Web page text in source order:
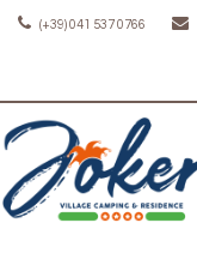
(+39) 041 537 0766